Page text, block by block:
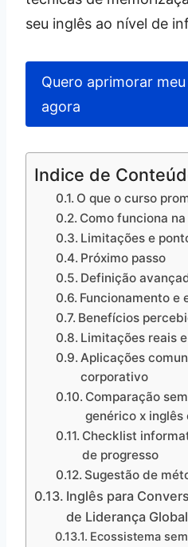
seu inglês ao nível de
Quero aprimorar
agora
Indice de
O que o curso
Como funciona
Limitações e
Próximo passo
Definição
Funcionamento e
Benefícios
Limitações reais
Aplicações
corporativo
Comparação
genérico x
Checklist
de progresso
Sugestão de
Inglês para
de Liderança
Ecossistema